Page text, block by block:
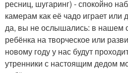
ресниц, шугаринг) - спокойно
камерам как её чадо играет или
да, вы не ослышались: в нашем
ребёнка на творческое или
новому году у нас будут
утренники с настоящим дедом